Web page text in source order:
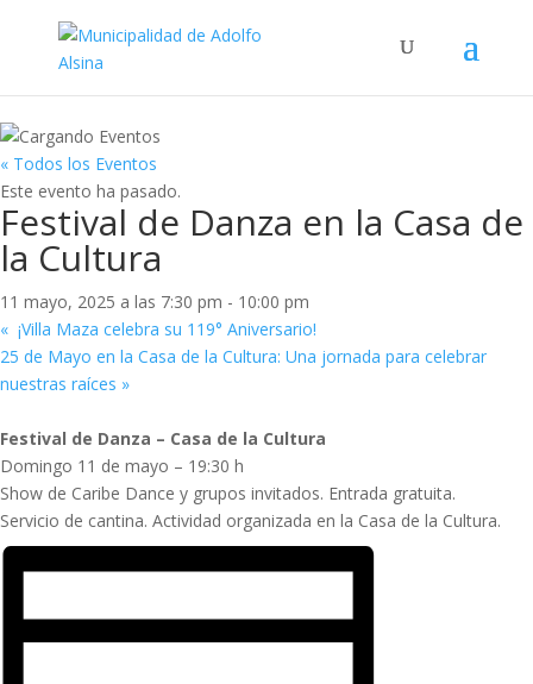
« Todos los Eventos
Este evento ha pasado.
Festival de Danza en la Casa de
la Cultura
11 mayo, 2025 a las 7:30 pm - 10:00 pm
« ¡Villa Maza celebra su 119° Aniversario!
25 de Mayo en la Casa de la Cultura: Una jornada para celebrar
nuestras raíces »
Festival de Danza – Casa de la Cultura
Domingo 11 de mayo – 19:30 h
Show de Caribe Dance y grupos invitados. Entrada gratuita.
Servicio de cantina. Actividad organizada en la Casa de la Cultura.